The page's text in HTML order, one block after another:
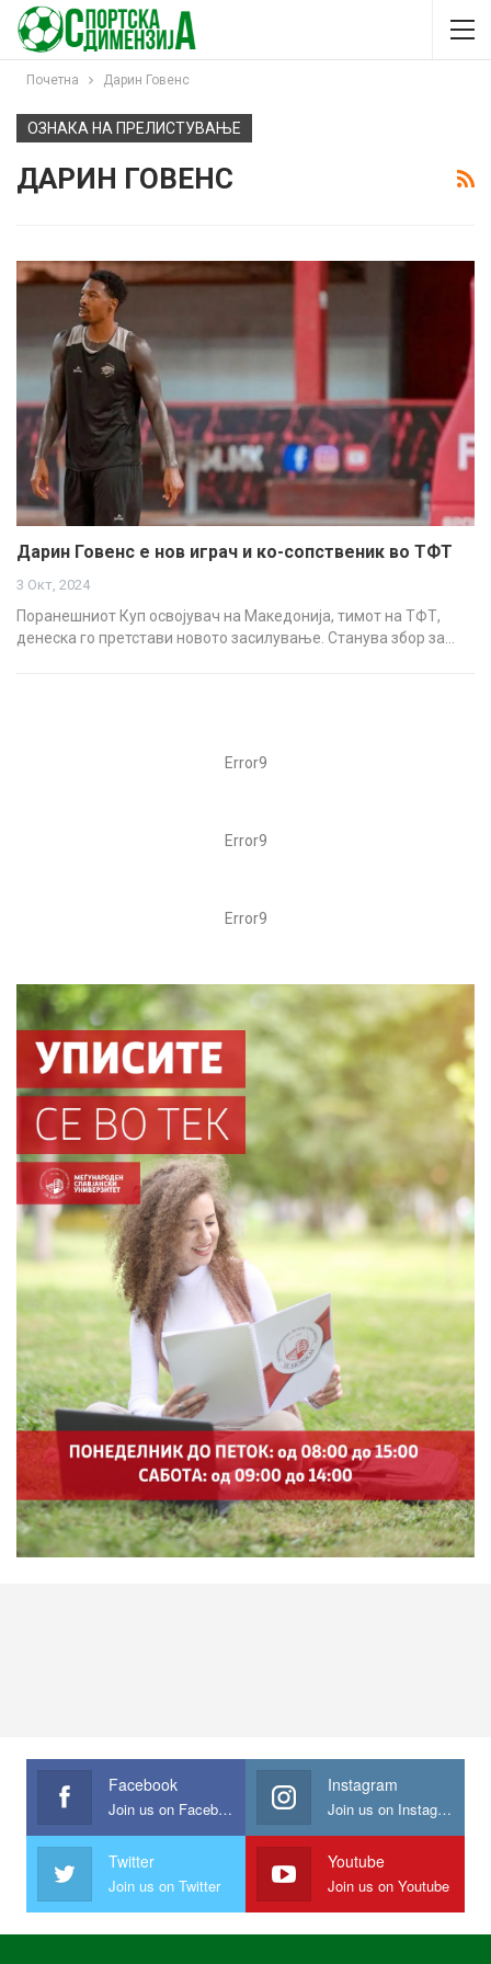
Почетна Дарин Говенс
ОЗНАКА НА ПРЕЛИСТУВАЊЕ
ДАРИН ГОВЕНС
Дарин Говенс е нов играч и ко-сопственик во ТФТ
3 Окт, 2024
Поранешниот Куп освојувач на Македонија, тимот на ТФТ,
денеска го претстави новото засилување. Станува збор за…
Error9
Error9
Error9
Facebook
Join us on Facebook
Instagram
Join us on Instagram
Twitter
Join us on Twitter
Youtube
Join us on Youtube